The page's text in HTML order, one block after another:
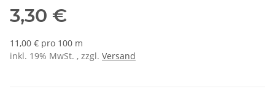
3,30 €
11,00 € pro 100 m
inkl. 19% MwSt. , zzgl. Versand